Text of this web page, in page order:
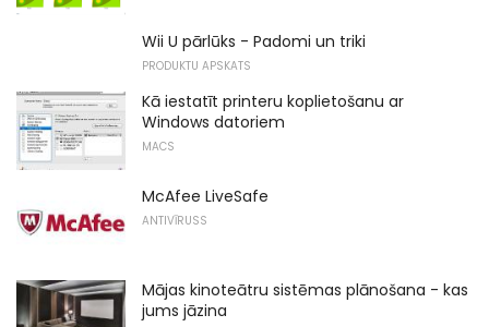
Wii U pārlūks - Padomi un triki
PRODUKTU APSKATS
Kā iestatīt printeru koplietošanu ar
Windows datoriem
MACS
McAfee LiveSafe
ANTIVĪRUSS
Mājas kinoteātru sistēmas plānošana - kas
jums jāzina